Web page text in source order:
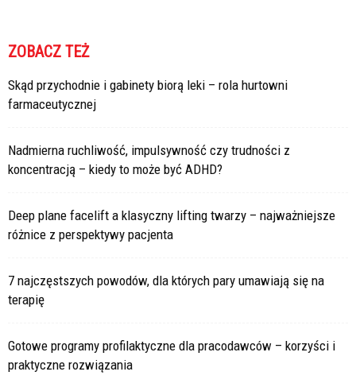
ZOBACZ TEŻ
Skąd przychodnie i gabinety biorą leki – rola hurtowni
farmaceutycznej
Nadmierna ruchliwość, impulsywność czy trudności z
koncentracją – kiedy to może być ADHD?
Deep plane facelift a klasyczny lifting twarzy – najważniejsze
różnice z perspektywy pacjenta
7 najczęstszych powodów, dla których pary umawiają się na
terapię
Gotowe programy profilaktyczne dla pracodawców – korzyści i
praktyczne rozwiązania